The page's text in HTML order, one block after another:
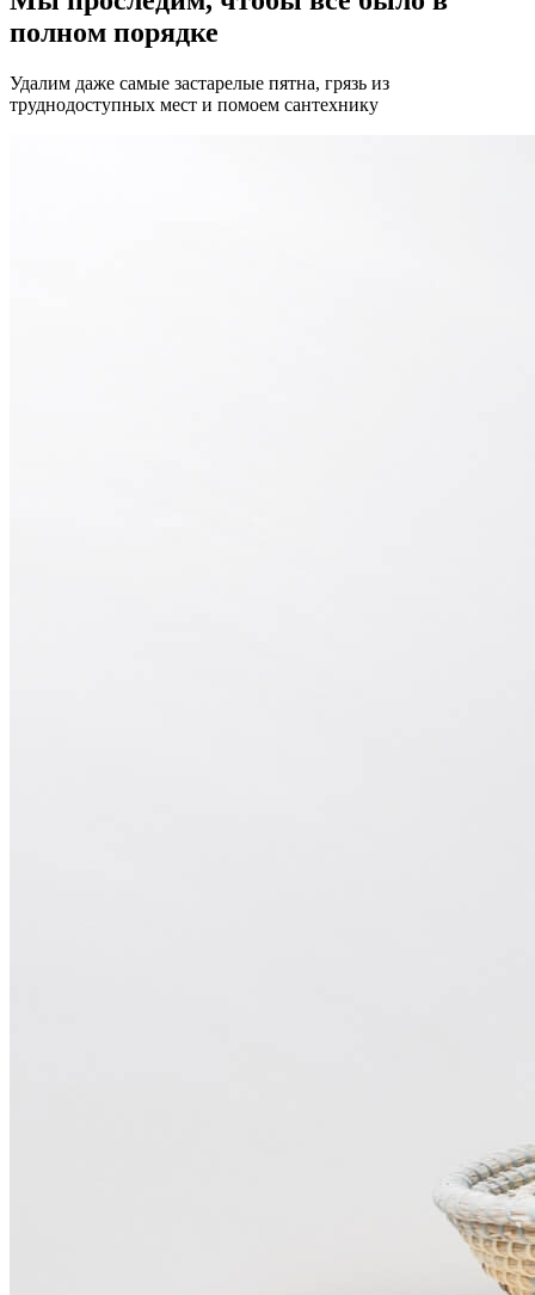
полном порядке
Удалим даже самые застарелые пятна, грязь из
труднодоступных мест и помоем сантехнику